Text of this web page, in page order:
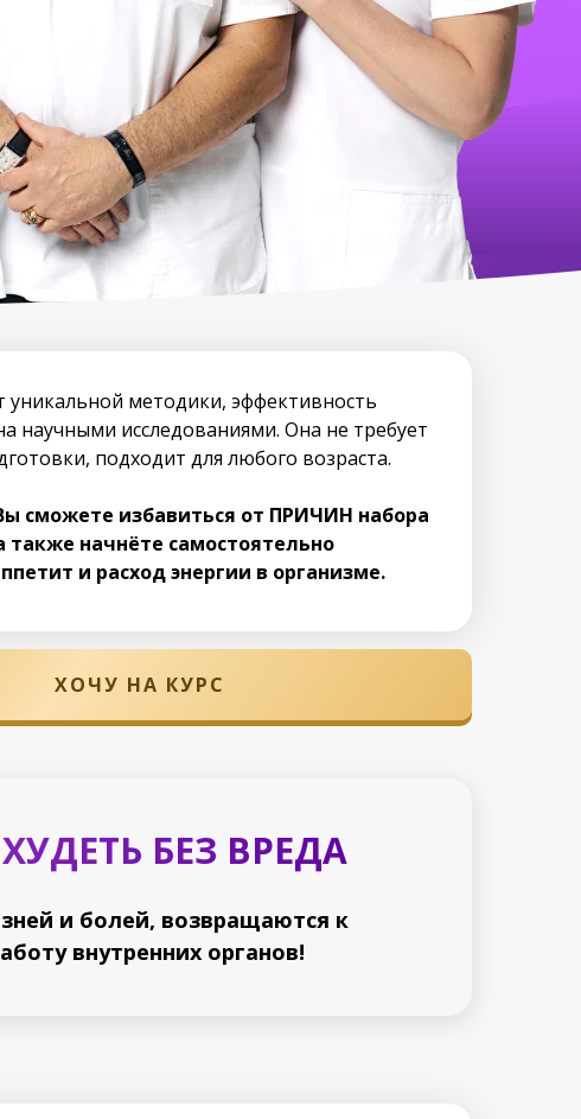
ХОЧУ НА КУРС
БЕЗ ВРЕДА
и болей, возвращаются к
внутренних органов!
уникальной методики, эффективность
научными исследованиями. Она не требует
подходит для любого возраста.
сможете избавиться от ПРИЧИН набора
также начнёте самостоятельно
и расход энергии в организме.